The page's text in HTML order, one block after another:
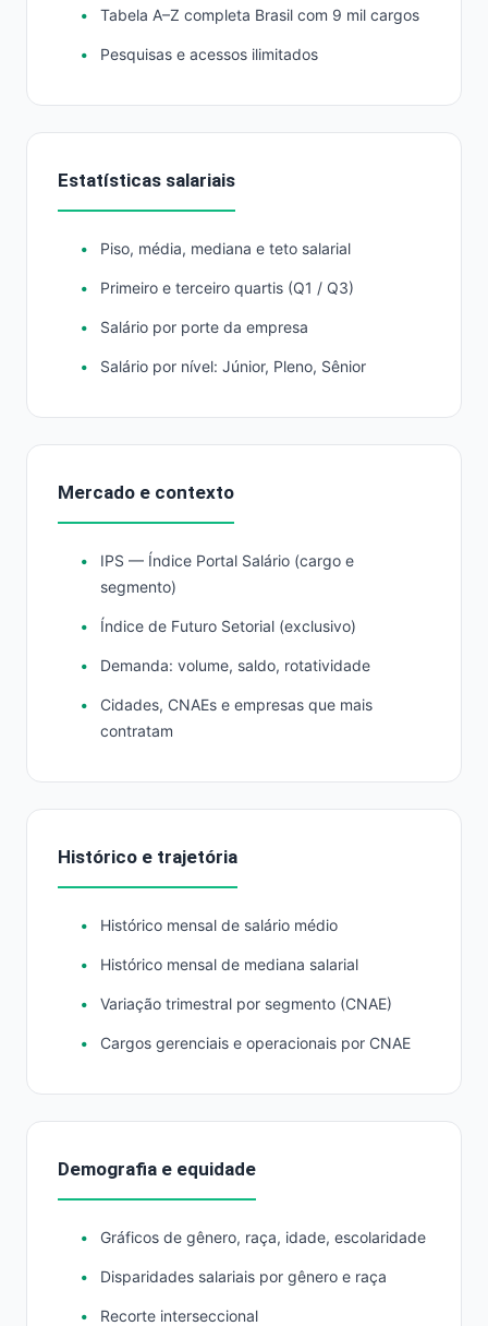
Tabela A–Z completa Brasil com 9 mil cargos
Pesquisas e acessos ilimitados
Estatísticas salariais
Piso, média, mediana e teto salarial
Primeiro e terceiro quartis (Q1 / Q3)
Salário por porte da empresa
Salário por nível: Júnior, Pleno, Sênior
Mercado e contexto
IPS — Índice Portal Salário (cargo e
segmento)
Índice de Futuro Setorial (exclusivo)
Demanda: volume, saldo, rotatividade
Cidades, CNAEs e empresas que mais
contratam
Histórico e trajetória
Histórico mensal de salário médio
Histórico mensal de mediana salarial
Variação trimestral por segmento (CNAE)
Cargos gerenciais e operacionais por CNAE
Demografia e equidade
Gráficos de gênero, raça, idade, escolaridade
Disparidades salariais por gênero e raça
Recorte interseccional